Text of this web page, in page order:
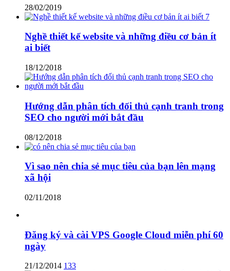
28/02/2019
Nghề thiết kế website và những điều cơ bản ít
ai biết
18/12/2018
Hướng dẫn phân tích đối thủ cạnh tranh trong
SEO cho người mới bắt đầu
08/12/2018
Vì sao nên chia sẻ mục tiêu của bạn lên mạng
xã hội
02/11/2018
Đăng ký và cài VPS Google Cloud miễn phí 60
ngày
21/12/2014 133